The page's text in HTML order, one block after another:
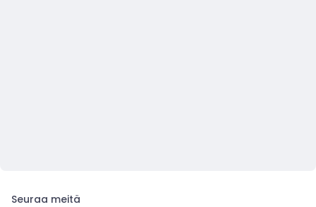
Seuraa meitä